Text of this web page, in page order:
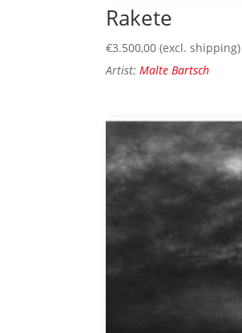
Rakete
€3.500,00 (excl. shipping)
Artist: Malte Bartsch